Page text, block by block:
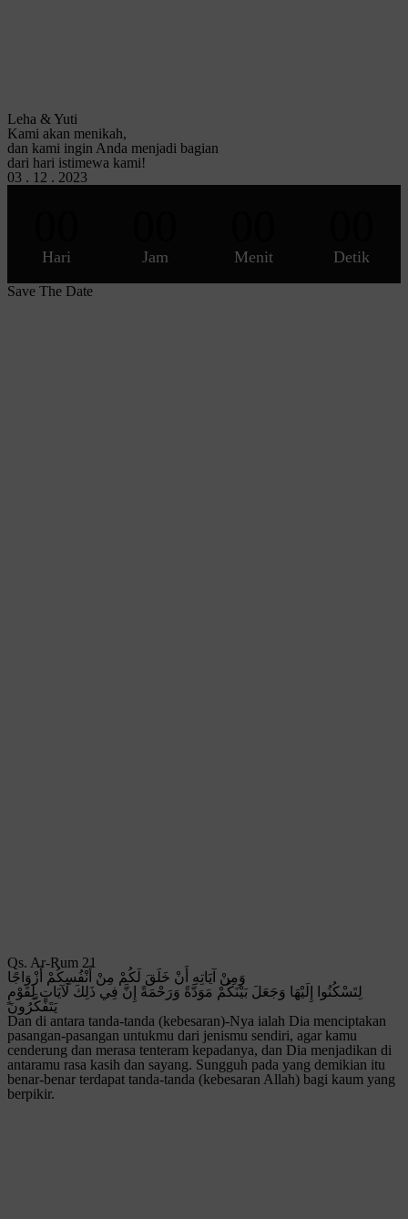
Leha & Yuti
Kami akan menikah,
dan kami ingin Anda menjadi bagian
dari hari istimewa kami!
03 . 12 . 2023
Hari Jam Menit Detik
Save The Date
Qs. Ar-Rum 21
وَمِنْ آيَاتِهِ أَنْ خَلَقَ لَكُمْ مِنْ أَنْفُسِكُمْ أَزْوَاجًا
لِتَسْكُنُوا إِلَيْهَا وَجَعَلَ بَيْنَكُمْ مَوَدَّةً وَرَحْمَةً إِنَّ فِي ذَلِكَ لَآيَاتٍ لِقَوْمٍ
يَتَفَكَّرُونَ
Dan di antara tanda-tanda (kebesaran)-Nya ialah Dia menciptakan
pasangan-pasangan untukmu dari jenismu sendiri, agar kamu
cenderung dan merasa tenteram kepadanya, dan Dia menjadikan di
antaramu rasa kasih dan sayang. Sungguh pada yang demikian itu
benar-benar terdapat tanda-tanda (kebesaran Allah) bagi kaum yang
berpikir.​